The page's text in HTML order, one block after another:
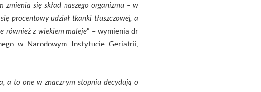
zmienia się skład naszego organizmu – w
procentowy udział tkanki tłuszczowej, a
również z wiekiem maleje” – wymienia dr
w Narodowym Instytucie Geriatrii,
a to one w znacznym stopniu decydują o